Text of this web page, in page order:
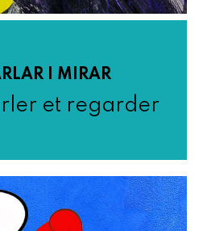
I MIRAR
et regarder